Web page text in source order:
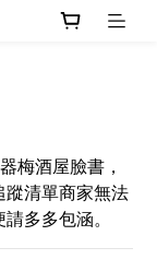
梅酒屋臉書，
蹤清單商家無法
多多包涵。